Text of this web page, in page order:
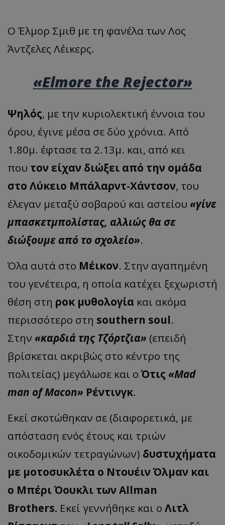
Ο Έλμορ Σμιθ με τη φανέλα των Λος
Άντζελες Λέικερς.
«Elmore the Rejector»
Ψηλός, με την κυριολεκτική έννοια του
όρου, έγινε μέσα σε δύο χρόνια. Από
1.80μ. έφτασε τα 2.13μ. και, από κει
που τον είχαν διώξει από την ομάδα
στο Λύκειο Μπάλαρντ-Χάντσον, του
έλεγαν μεταξύ σοβαρού και αστείου «γίνε
μπασκετμπολίστας, αλλιώς θα σε
διώξουμε από το σχολείο».
Όλα αυτά στο Μέικον. Στην αγαπημένη
του γενέτειρα, η οποία κατέχει ξεχωριστή
θέση στη ροκ μυθολογία και ακόμα
περισσότερο στη southern soul.
Στην «καρδιά της Τζόρτζια» (επειδή
βρίσκεται ακριβώς στο κέντρο της
πολιτείας) μεγάλωσε και οΌτις «Mad
man of Macon» Ρέντινγκ.
Εκεί σκοτώθηκαν σε (διαφορετικά, με
απόσταση ενός έτους και τριών
οικοδομικών τετραγώνων) δυστυχήματα
με μοτοσυκλέτα ο Ντουέιν Όλμαν και
ο Μπέρι Όουκλι των Allman
Brothers. Εκεί γεννήθηκε και ο Λιτλ